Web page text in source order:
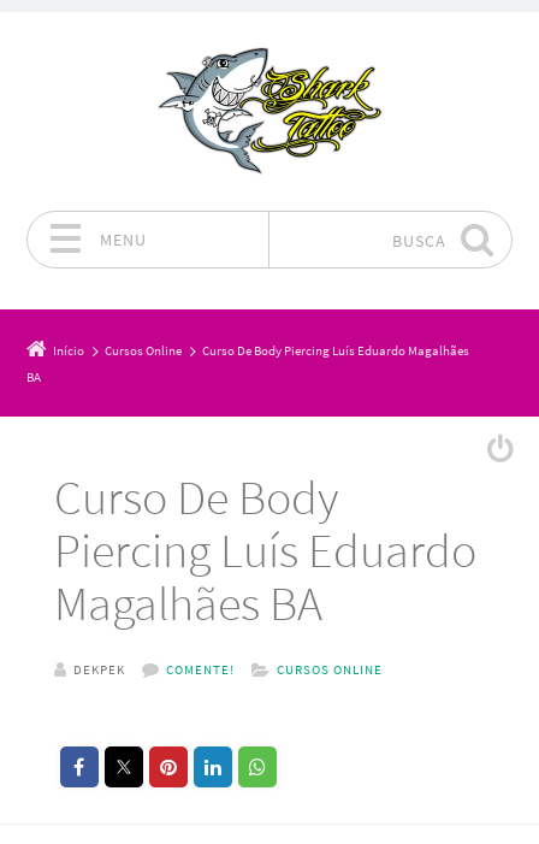
MENU BUSCA
Início Cursos Online
Curso De Body Piercing Luís Eduardo Magalhães
BA
Curso De Body
Piercing Luís Eduardo
Magalhães BA
DEKPEK COMENTE! CURSOS ONLINE